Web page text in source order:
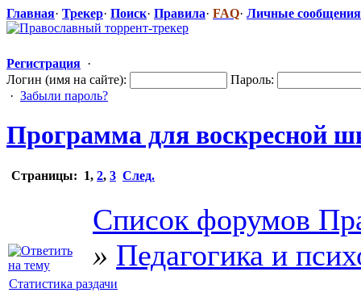
Главная· Трекер· Поиск· Правила· FAQ· Личные сообщения
Регистрация ·
Логин (имя на сайте):
Пароль:
· Забыли пароль?
Программа для воскресной
Страницы: 1, 2, 3 След.
Список форумов
» Педагогика и
Статистика раздачи